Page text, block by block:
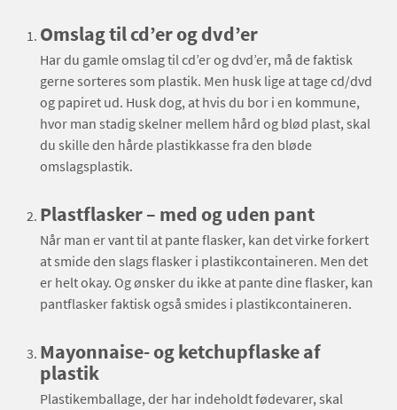
Omslag til cd’er og dvd’er
Har du gamle omslag til cd’er og dvd’er, må de faktisk
gerne sorteres som plastik. Men husk lige at tage cd/dvd
og papiret ud. Husk dog, at hvis du bor i en kommune,
hvor man stadig skelner mellem hård og blød plast, skal
du skille den hårde plastikkasse fra den bløde
omslagsplastik.
Plastflasker – med og uden pant
Når man er vant til at pante flasker, kan det virke forkert
at smide den slags flasker i plastikcontaineren. Men det
er helt okay. Og ønsker du ikke at pante dine flasker, kan
pantflasker faktisk også smides i plastikcontaineren.
Mayonnaise- og ketchupflaske af
plastik
Plastikemballage, der har indeholdt fødevarer, skal